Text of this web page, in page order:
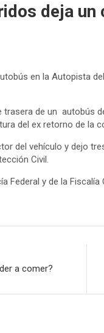
deja un
en la Autopista
de un autobús
del ex retorno de la
del vehículo y dejo
Civil.
Federal y de la
a comer?